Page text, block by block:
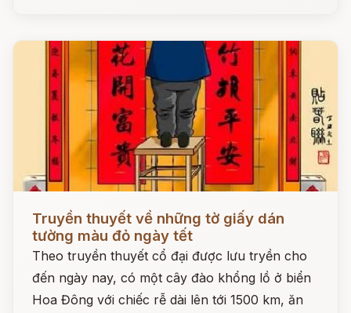
Đọc ngay
Truyền thuyết về những tờ giấy dán
tường màu đỏ ngày tết
Theo truyền thuyết cổ đại được lưu tryền cho
đến ngày nay, có một cây đào khổng lồ ở biển
Hoa Đông với chiếc rễ dài lên tới 1500 km, ăn